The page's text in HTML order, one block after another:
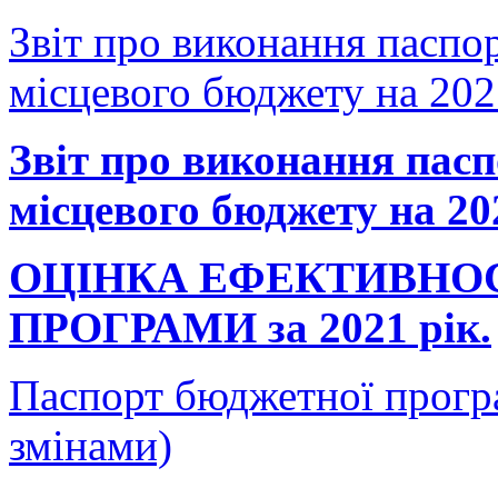
Звіт про виконання
місцевого бюджету на
Звіт про виконання
місцевого бюджету на
ОЦІНКА
ПРОГРАМИ за 2021 рік.
Паспорт бюджетної
змінами)